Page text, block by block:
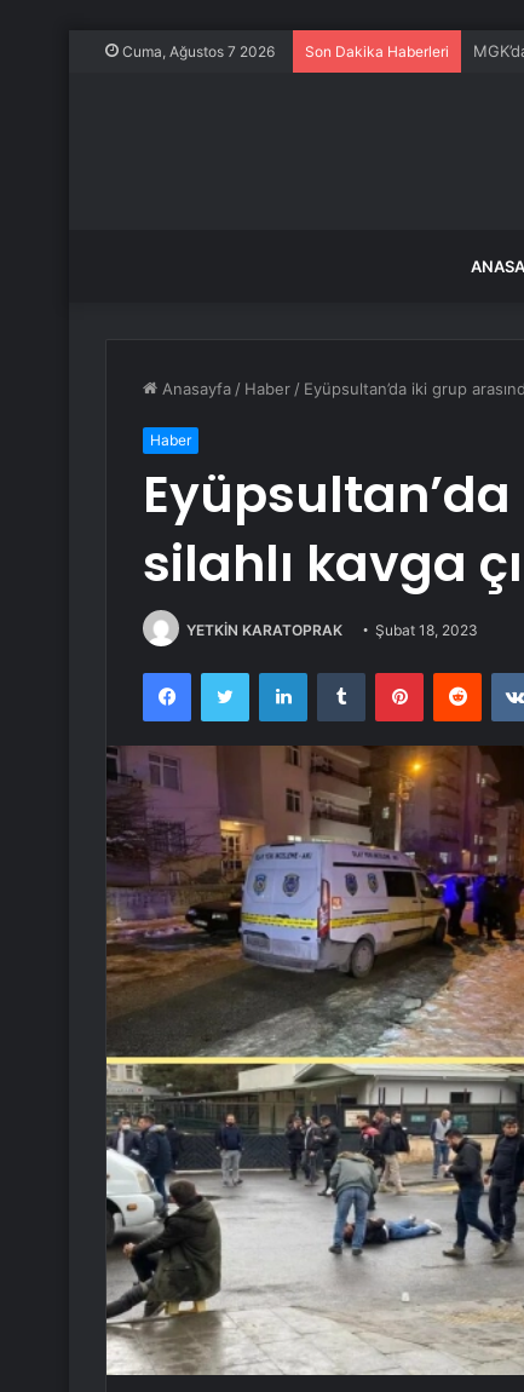
Cuma, Ağustos 7 2026 Son Dakika Haberleri Altın
Anasayfa / Haber / Eyüpsultan’da iki grup
Haber
silahlı kavga
YETKİN KARATOPRAK Şubat 18, 2023
FacebookTwitter LinkedInTumblr Pinterest